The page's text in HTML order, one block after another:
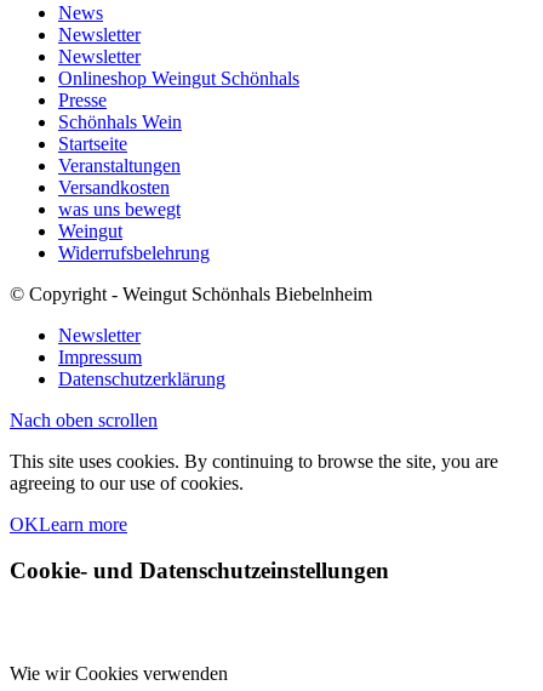
News
Newsletter
Newsletter
Onlineshop Weingut Schönhals
Presse
Schönhals Wein
Startseite
Veranstaltungen
Versandkosten
was uns bewegt
Weingut
Widerrufsbelehrung
© Copyright - Weingut Schönhals Biebelnheim
Newsletter
Impressum
Datenschutzerklärung
Nach oben scrollen
This site uses cookies. By continuing to browse the site, you are
agreeing to our use of cookies.
OKLearn more
Cookie- und Datenschutzeinstellungen
Wie wir Cookies verwenden